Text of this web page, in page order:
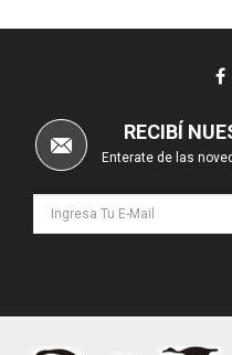
RECIBÍ
Enterate de las